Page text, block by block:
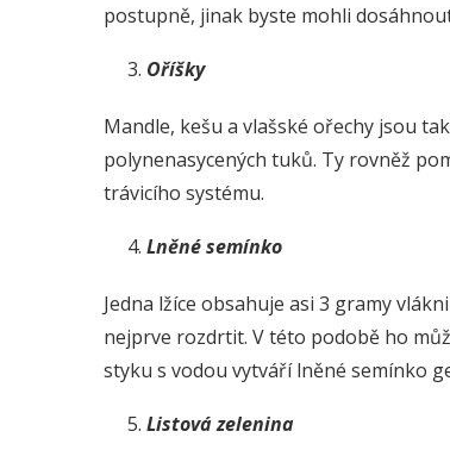
postupně, jinak byste mohli
Oříšky
Mandle, kešu a vlašské ořechy jsou
polynenasycených tuků. Ty rovněž
trávicího systému.
Lněné semínko
Jedna lžíce obsahuje asi 3 gramy
nejprve rozdrtit. V této podobě ho
styku s vodou vytváří lněné semínko
Listová zelenina